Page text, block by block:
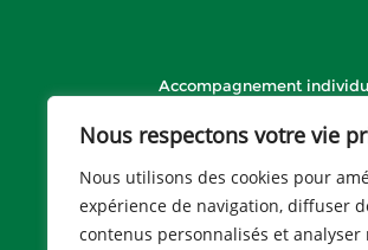
Nous respectons votre vie
Nous utilisons des cookies pour
expérience de navigation, diffuser
contenus personnalisés et analyser
Accompagnement
Fiches pédagogiques
Jardin
Jardin sur le